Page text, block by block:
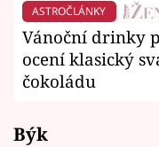
ASTROČLÁNKY
Vánoční drinky
ocení klasický
čokoládu
Býk